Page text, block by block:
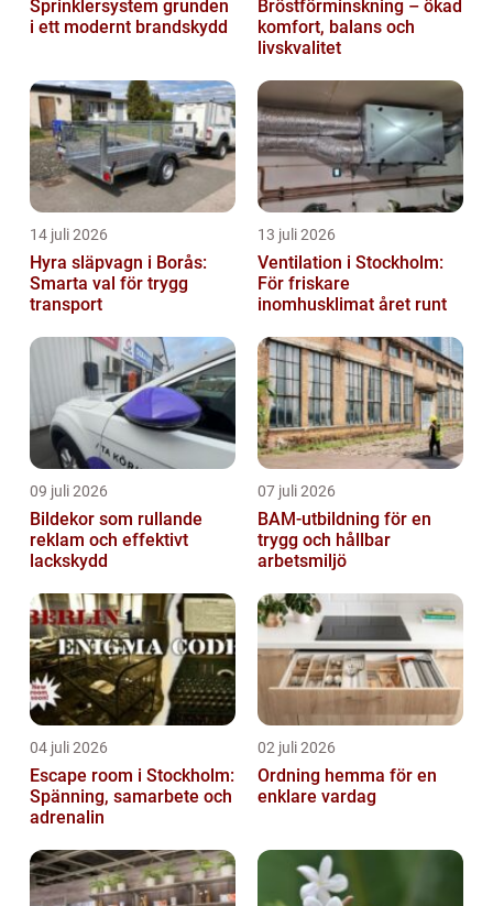
Sprinklersystem grunden
i ett modernt brandskydd
Bröstförminskning – ökad
komfort, balans och
livskvalitet
14 juli 2026
Hyra släpvagn i Borås:
Smarta val för trygg
transport
13 juli 2026
Ventilation i Stockholm:
För friskare
inomhusklimat året runt
09 juli 2026
Bildekor som rullande
reklam och effektivt
lackskydd
07 juli 2026
BAM-utbildning för en
trygg och hållbar
arbetsmiljö
04 juli 2026
Escape room i Stockholm:
Spänning, samarbete och
adrenalin
02 juli 2026
Ordning hemma för en
enklare vardag